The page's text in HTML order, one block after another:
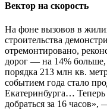
Вектор на скорость
На фоне вызовов в
строительства
отремонтировано,
дорог — на 14%
порядка 213 млн кв.
событием года стало
Екатеринбурга…
добраться за 16